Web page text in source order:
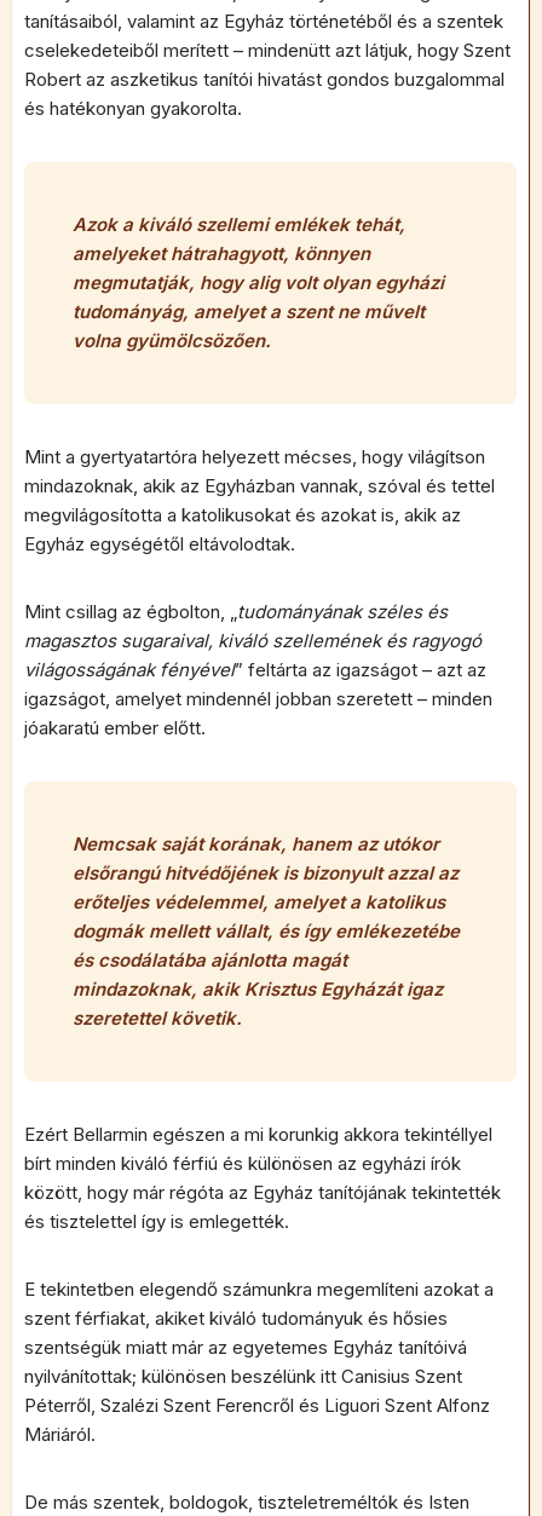
tanításaiból, valamint az Egyház történetéből és a szentek
cselekedeteiből merített – mindenütt azt látjuk, hogy Szent
Robert az aszketikus tanítói hivatást gondos buzgalommal
és hatékonyan gyakorolta.
Azok a kiváló szellemi emlékek tehát,
amelyeket hátrahagyott, könnyen
megmutatják, hogy alig volt olyan egyházi
tudományág, amelyet a szent ne művelt
volna gyümölcsözően.
Mint a gyertyatartóra helyezett mécses, hogy világítson
mindazoknak, akik az Egyházban vannak, szóval és tettel
megvilágosította a katolikusokat és azokat is, akik az
Egyház egységétől eltávolodtak.
Mint csillag az égbolton, „tudományának széles és
magasztos sugaraival, kiváló szellemének és ragyogó
világosságának fényével” feltárta az igazságot – azt az
igazságot, amelyet mindennél jobban szeretett – minden
jóakaratú ember előtt.
Nemcsak saját korának, hanem az utókor
elsőrangú hitvédőjének is bizonyult azzal az
erőteljes védelemmel, amelyet a katolikus
dogmák mellett vállalt, és így emlékezetébe
és csodálatába ajánlotta magát
mindazoknak, akik Krisztus Egyházát igaz
szeretettel követik.
Ezért Bellarmin egészen a mi korunkig akkora tekintéllyel
bírt minden kiváló férfiú és különösen az egyházi írók
között, hogy már régóta az Egyház tanítójának tekintették
és tisztelettel így is emlegették.
E tekintetben elegendő számunkra megemlíteni azokat a
szent férfiakat, akiket kiváló tudományuk és hősies
szentségük miatt már az egyetemes Egyház tanítóivá
nyilvánítottak; különösen beszélünk itt Canisius Szent
Péterről, Szalézi Szent Ferencről és Liguori Szent Alfonz
Máriáról.
De más szentek, boldogok, tiszteletreméltók és Isten